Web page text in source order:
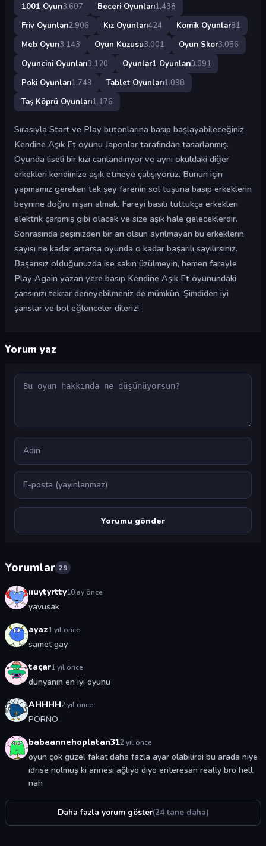
1001 Oyun3.607 Beceri Oyunları1.438
Friv Oyunları2.906 Kız Oyunları424 Komik Oyunlar81
Meb Oyun3.143 Oyun Kuzusu3.001 Oyun Skor3.056
Oyuncini Oyunları3.120 Oyunlar1 Oyunları3.091
Poki Oyunları1.749 Tablet Oyunları1.098
Taş Köprü Oyunları1.176
Sırasıyla Start ve Play butonlarına basıp başlayabileceğiniz
Kendine Aşık Et oyunu Japonlar tarafından tasarlanmış.
Oyunda liseli bir kızı canlandırıyor ve aynı okuldaki diğer
erkekleri kendimize aşık etmeye çalışıyoruz. Bunun için
yapmamız gereken tek şey farenin sol tuşuna basıp erkeklerin
beynine doğru nişan almak. Fareyi basılı tuttukça erkekleri
elektrik çarpmış gibi olacak ve size aşık hale geleceklerdir.
Sonrasında peşinizden bir an olsun ayrılmayan bu erkeklerin
sayısı ne kadar artarsa oyunda o kadar başarılı sayılırsınız.
Başarısız olduğunuzda ise sakın üzülmeyin, hemen fareyle
Play Again yazan yere basıp Kendine Aşık Et oyunundaki
şansınızı tekrar deneyebilmeniz de mümkün. Şimdiden iyi
şanslar ve bol eğlenceler dileriz!
Yorum yaz
Yorum
Ad
E-posta
Yorumlar 29
ııuytyrtty10 ay önce
yavusak
ayaz1 yıl önce
samet gay
taçar1 yıl önce
dünyanın en iyi oyunu
AHHHH2 yıl önce
PORNO
babaannehoplatan312 yıl önce
oyun çok güzel fakat daha fazla ayar olabilirdi bu arada niye
idrise nolmuş ki annesi ağlıyo diyo enteresan really bro hell
nah
Daha fazla yorum göster(24 tane daha)